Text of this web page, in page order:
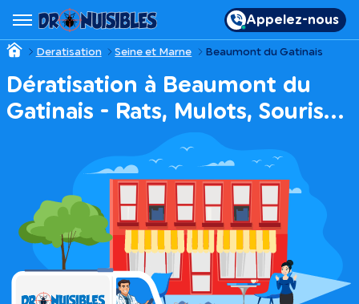
Appelez-nous
Deratisation Seine et Marne Beaumont du Gatinais
Dératisation à Beaumont du
Gatinais - Rats, Mulots, Souris…